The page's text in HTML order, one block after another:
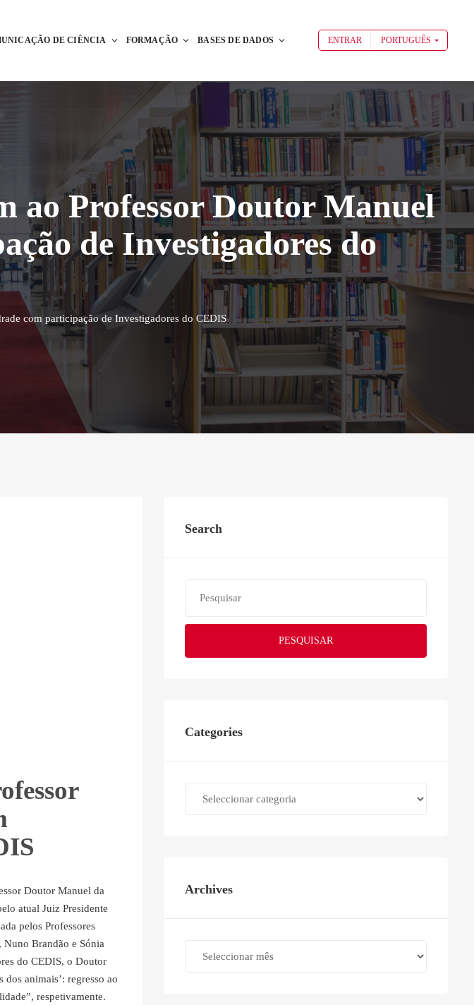
DE CIÊNCIA FORMAÇÃO BASES DE DADOS ENTRAR PORTUGUÊS
ao Professor Doutor Manuel
de Investigadores do
com participação de Investigadores do CEDIS
Doutor Manuel da
atual Juiz Presidente
pelos Professores
Nuno Brandão e Sónia
do CEDIS, o Doutor
animais’: regresso ao
respetivamente.
Search
PESQUISAR
Categories
Archives